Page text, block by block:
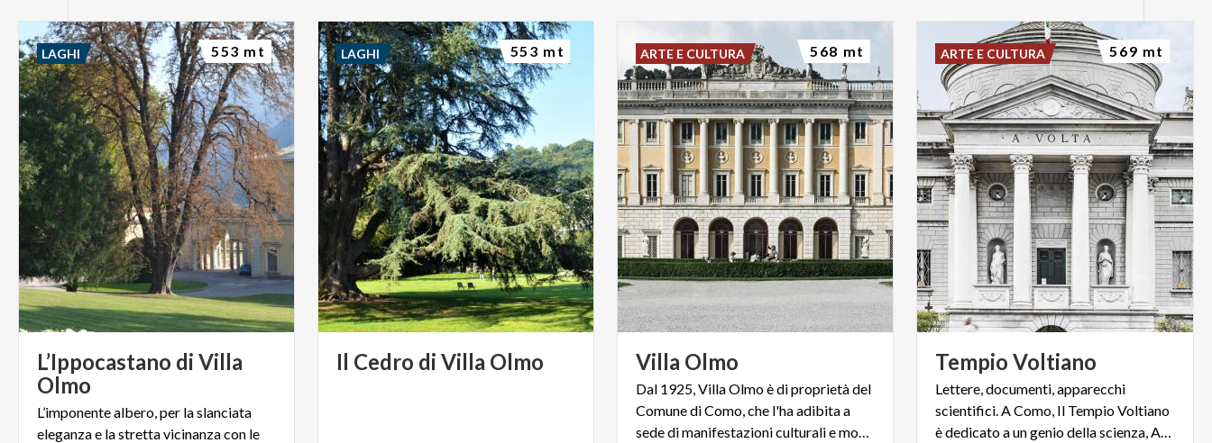
L’Ippocastano di Villa
Olmo
L’imponente albero, per la slanciata
eleganza e la stretta vicinanza con le
LAGHI 553 mt
Il Cedro di Villa Olmo
LAGHI 553 mt
Villa Olmo
Dal 1925, Villa Olmo è di proprietà del
Comune di Como, che l'ha adibita a
sede di manifestazioni culturali e mostre d'arte.
ARTE E CULTURA 568 mt
Tempio Voltiano
Lettere, documenti, apparecchi
scientifici. A Como, Il Tempio Voltiano
è dedicato a un genio della scienza, Alessandro Volta
ARTE E CULTURA 569 mt